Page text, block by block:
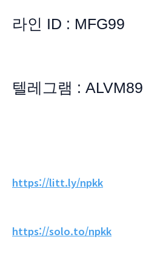
라인 ID : MFG99
텔레그램 : ALVM89
https://litt.ly/npkk
https://solo.to/npkk